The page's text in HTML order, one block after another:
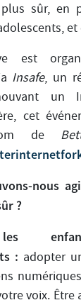
sûr, en
est
Insafe, un
un
cet
de
nous
?
: adopter
voix. Être